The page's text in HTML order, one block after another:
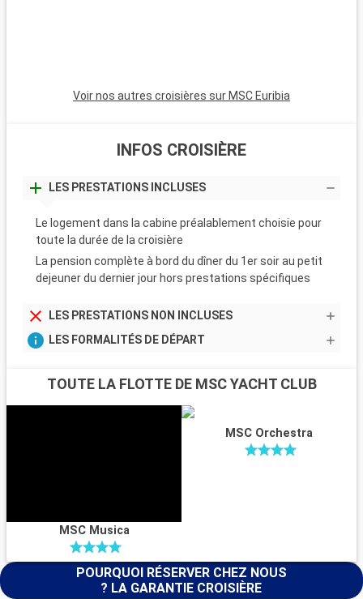
Voir nos autres croisières sur MSC Euribia
INFOS CROISIÈRE
LES PRESTATIONS INCLUSES
Le logement dans la cabine préalablement choisie pour
toute la durée de la croisière
La pension complète à bord du dîner du 1er soir au petit
dejeuner du dernier jour hors prestations spécifiques
LES PRESTATIONS NON INCLUSES
LES FORMALITÉS DE DÉPART
TOUTE LA FLOTTE DE MSC YACHT CLUB
MSC Musica
MSC Orchestra
POURQUOI RÉSERVER CHEZ NOUS
? LA GARANTIE CROISIÈRE